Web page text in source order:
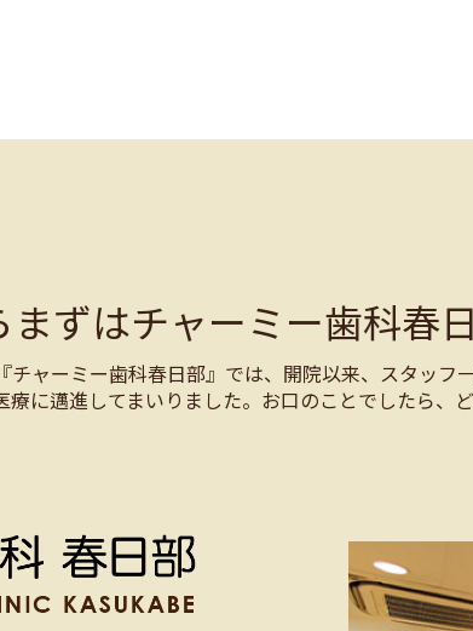
ずはチャーミー歯科春
ャーミー歯科春日部』では、開院以来、スタッ
に邁進してまいりました。お口のことでしたら、